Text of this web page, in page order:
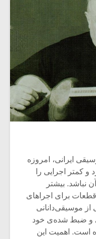
ایرانی، امروزه
کمتر اجرایی را
نباشد. بیشتر
قطعات برای اجراهای
از موسیقی‌دانانی
و ضبط شده‌ی خود
است. اهمیت این